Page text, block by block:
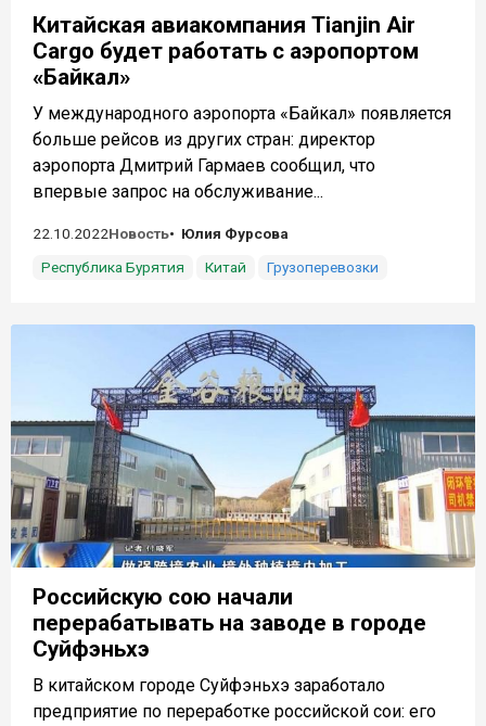
Китайская авиакомпания Tianjin Air
Cargo будет работать с аэропортом
«Байкал»
У международного аэропорта «Байкал» появляется
больше рейсов из других стран: директор
аэропорта Дмитрий Гармаев сообщил, что
впервые запрос на обслуживание...
22.10.2022Новость
Юлия Фурсова
Республика Бурятия
Китай Грузоперевозки
Российскую сою начали
перерабатывать на заводе в городе
Суйфэньхэ
В китайском городе Суйфэньхэ заработало
предприятие по переработке российской сои: его